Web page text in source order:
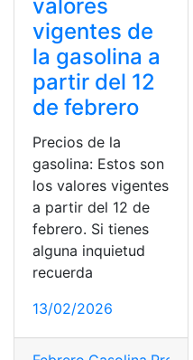
valores
vigentes de
la gasolina a
partir del 12
de febrero
Precios de la
gasolina: Estos son
los valores vigentes
a partir del 12 de
febrero. Si tienes
alguna inquietud
recuerda
13/02/2026